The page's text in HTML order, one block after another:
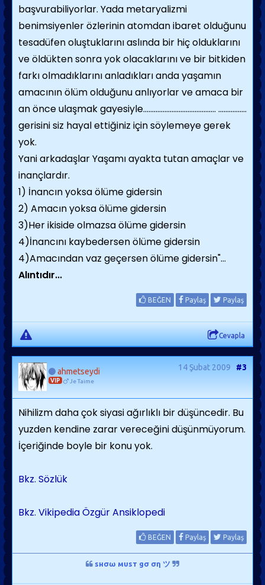
başvurabiliyorlar. Yada metaryalizmi
benimsiyenler özlerinin atomdan ibaret olduğunu
tesadüfen oluştuklarını aslında bir hiç olduklarını
ve öldükten sonra yok olacaklarını ve bir bitkiden
farkı olmadıklarını anladıkları anda yaşamın
amacının ölüm olduğunu anlıyorlar ve amaca bir
an önce ulaşmak gayesiyle......................................... ................
gerisini siz hayal ettiğiniz için söylemeye gerek
yok.
Yani arkadaşlar Yaşamı ayakta tutan amaçlar ve
inançlardır.
1) İnancın yoksa ölüme gidersin
2) Amacın yoksa ölüme gidersin
3)Her ikiside olmazsa ölüme gidersin
4)İnancını kaybedersen ölüme gidersin
4)Amacından vaz geçersen ölüme gidersin"...
Alıntıdır...
BEĞEN Paylaş Paylaş
Cevapla
ahmetseydi
VIP Je Taime
14 Şubat 2009 #3
Nihilizm daha çok siyasi ağırlıklı bir düşüncedir. Bu
yuzden kendine zarar vereceğini düşünmüyorum.
İçeriğinde boyle bir konu yok.
Bkz. Sözlük
Bkz. Vikipedia Özgür Ansiklopedi
BEĞEN Paylaş Paylaş
ѕнσω мυѕт gσ ση ツ